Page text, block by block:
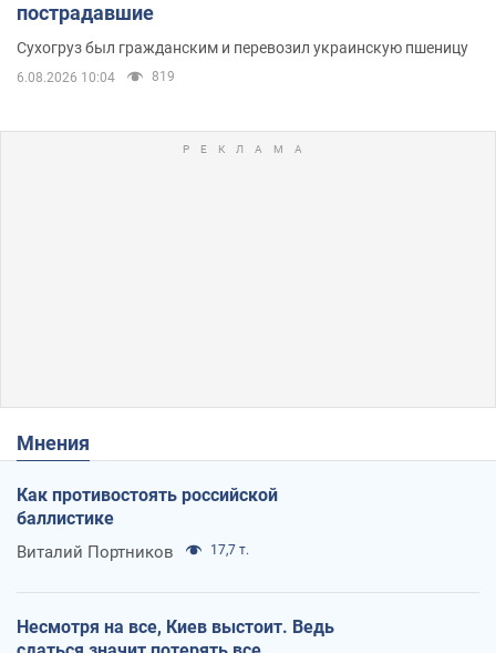
пострадавшие
Сухогруз был гражданским и перевозил украинскую пшеницу
6.08.2026 10:04 819
Мнения
Как противостоять российской
баллистике
Виталий Портников 17,7 т.
Несмотря на все, Киев выстоит. Ведь